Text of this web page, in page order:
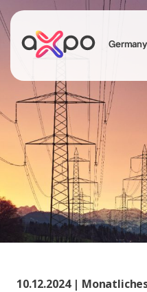
Germany
Search
Axpo Group
10.12.2024 |